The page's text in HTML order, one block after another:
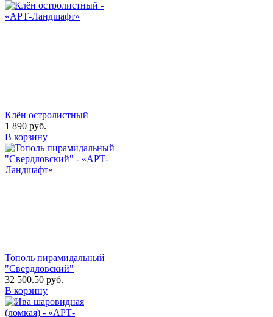
Клён остролистный
1 890 руб.
В корзину
Тополь пирамидальный
"Свердловский"
32 500.50 руб.
В корзину